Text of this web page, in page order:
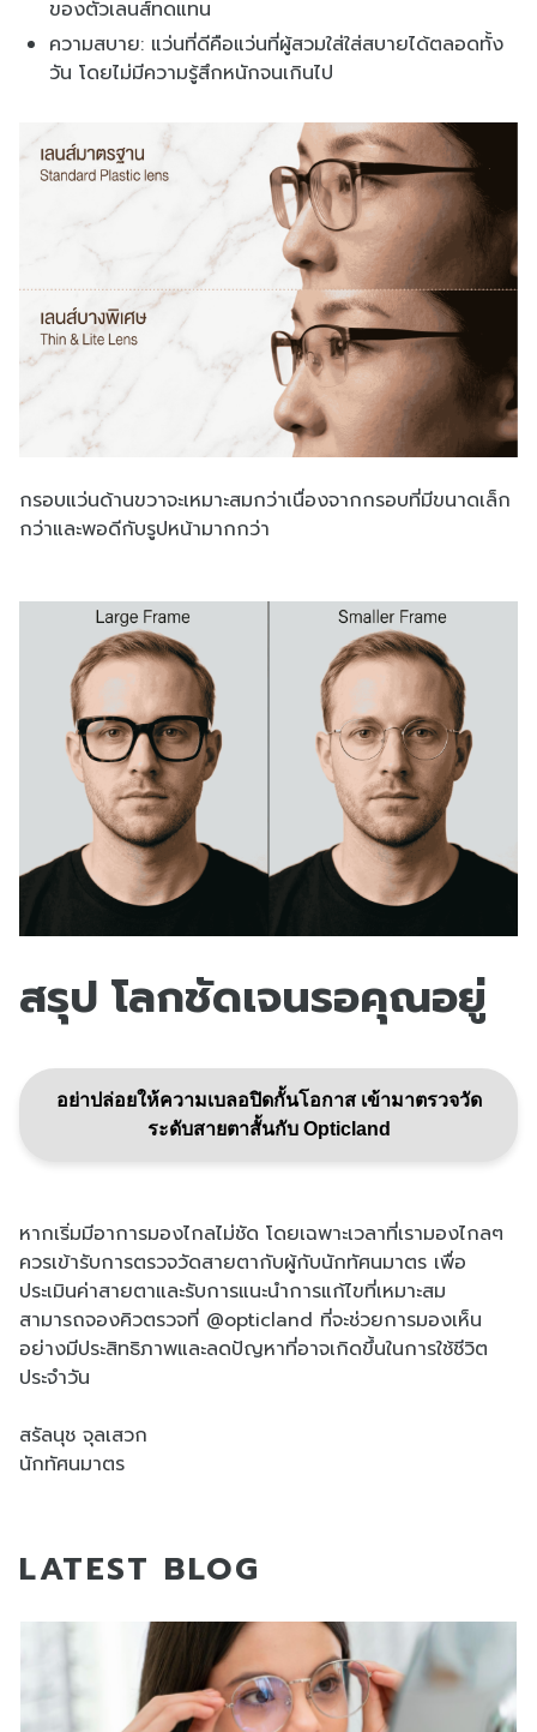
ของตัวเลนส์ทดแทน
ความสบาย: แว่นที่ดีคือแว่นที่ผู้สวมใส่ใส่สบายได้ตลอดทั้ง
วัน โดยไม่มีความรู้สึกหนักจนเกินไป
กรอบแว่นด้านขวาจะเหมาะสมกว่าเนื่องจากกรอบที่มีขนาดเล็ก
กว่าและพอดีกับรูปหน้ามากกว่า
สรุป โลกชัดเจนรอคุณอยู่
อย่าปล่อยให้ความเบลอปิดกั้นโอกาส เข้ามาตรวจวัด
ระดับสายตาสั้นกับ Opticland
หากเริ่มมีอาการมองไกลไม่ชัด โดยเฉพาะเวลาที่เรามองไกลๆ
ควรเข้ารับการตรวจวัดสายตากับผู้กับนักทัศนมาตร เพื่อ
ประเมินค่าสายตาและรับการแนะนำการแก้ไขที่เหมาะสม
สามารถจองคิวตรวจที่ @opticland ที่จะช่วยการมองเห็น
อย่างมีประสิทธิภาพและลดปัญหาที่อาจเกิดขึ้นในการใช้ชีวิต
ประจำวัน
สรัลนุช จุลเสวก
นักทัศนมาตร
LATEST BLOG